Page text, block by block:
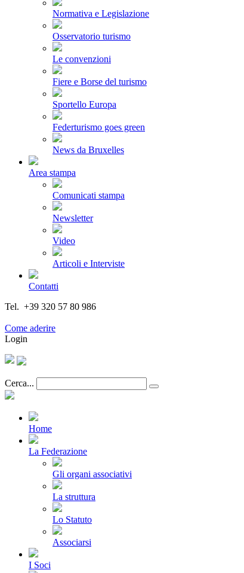
Normativa e Legislazione
Osservatorio turismo
Le convenzioni
Fiere e Borse del turismo
Sportello Europa
Federturismo goes green
News da Bruxelles
Area stampa
Comunicati stampa
Newsletter
Video
Articoli e Interviste
Contatti
Tel. +39 320 57 80 986
Come aderire
Login
Cerca...
Home
La Federazione
Gli organi associativi
La struttura
Lo Statuto
Associarsi
I Soci